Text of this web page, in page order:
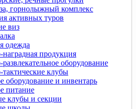
горнолыжный комплекс
активных туров
виз
одежда
продукция
оборудование
клубы
оборудование и инвентарь
питание
клубы и секции